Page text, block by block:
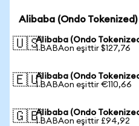
Alibaba (Ondo
🇺🇸Alibaba (Ondo
1 BABAon eşittir $127,76
🇪🇺Alibaba (Ondo
1 BABAon eşittir €110,66
🇬🇧Alibaba (Ondo
1 BABAon eşittir £94,92